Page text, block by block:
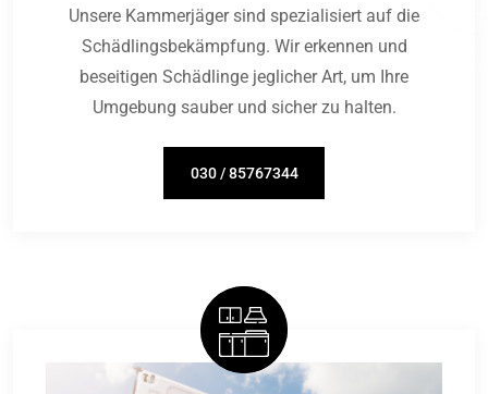
Unsere Kammerjäger sind spezialisiert auf die
Schädlingsbekämpfung. Wir erkennen und
beseitigen Schädlinge jeglicher Art, um Ihre
Umgebung sauber und sicher zu halten.
030 / 85767344